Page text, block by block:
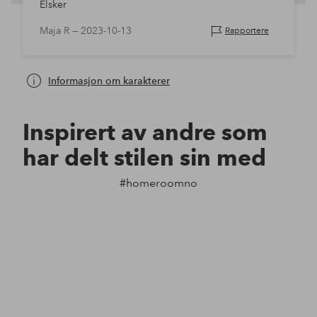
Elsker
Maja R — 2023-10-13 Rapportere
Informasjon om karakterer
Inspirert av andre som
har delt stilen sin med
#homeroomno